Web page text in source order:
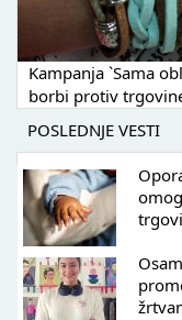
Kampanja `Sama
borbi protiv
POSLEDNJE VESTI